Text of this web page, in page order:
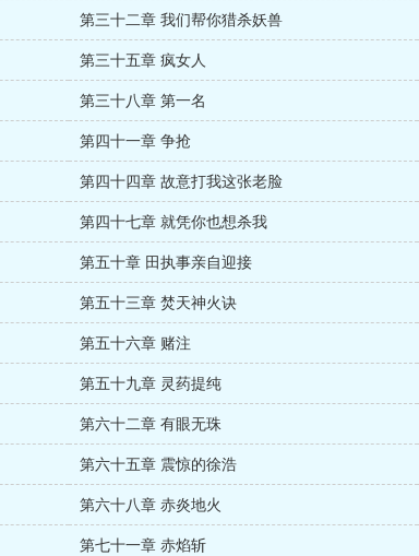
第三十二章 我们帮你猎杀妖兽
第三十五章 疯女人
第三十八章 第一名
第四十一章 争抢
第四十四章 故意打我这张老脸
第四十七章 就凭你也想杀我
第五十章 田执事亲自迎接
第五十三章 焚天神火诀
第五十六章 赌注
第五十九章 灵药提纯
第六十二章 有眼无珠
第六十五章 震惊的徐浩
第六十八章 赤炎地火
第七十一章 赤焰斩